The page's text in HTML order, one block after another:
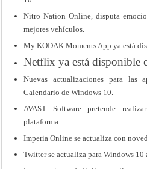
Nitro Nation Online, disputa
mejores vehículos.
My KODAK Moments App ya está
Netflix ya está disponible
Nuevas actualizaciones para las
Calendario de Windows 10.
AVAST Software pretende
plataforma.
Imperia Online se actualiza con
Twitter se actualiza para Windows 10